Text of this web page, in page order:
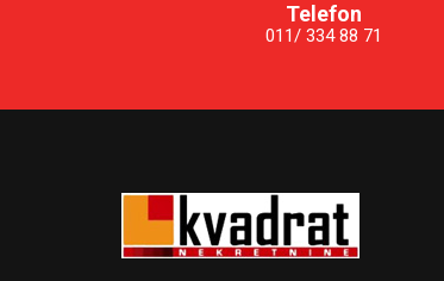
Telefon
011/ 334 88 71